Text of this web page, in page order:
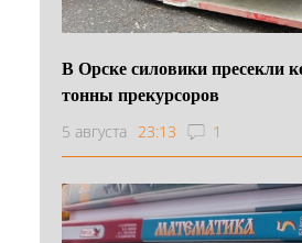
В Орске силовики пресекли
тонны прекурсоров
5 августа 23:13 1